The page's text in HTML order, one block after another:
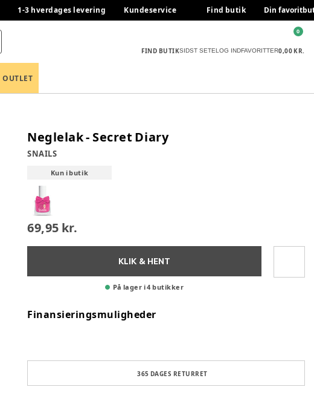
1-3 hverdages levering Kundeservice Find butik Din
FIND BUTIKSIDST SETELOG INDFAVORITTER0,00 KR.
0
OUTLET
Neglelak - Secret Diary
SNAILS
Kun i butik
69,95 kr.
KLIK & HENT
På lager i 4 butikker
Finansieringsmuligheder
365 DAGES RETURRET